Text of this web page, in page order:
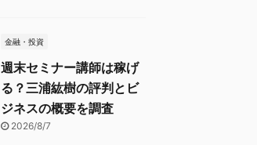
金融・投資
週末セミナー講師は稼げ
る？三浦紘樹の評判とビ
ジネスの概要を調査
2026/8/7